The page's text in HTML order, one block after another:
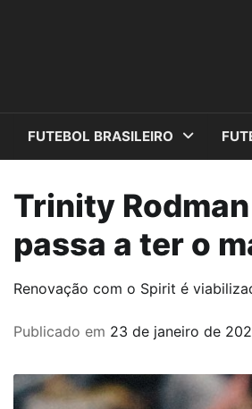
FUTEBOL BRASILEIRO
Trinity
passa a ter o
Renovação com o Spirit é
Publicado em 23 de janeiro de